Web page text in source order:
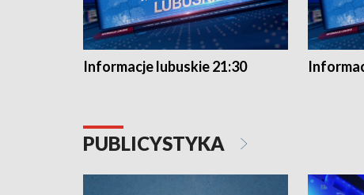
Informacje lubuskie 21:30
PUBLICYSTYKA